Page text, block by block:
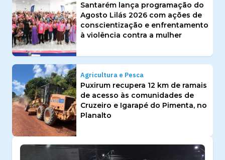
Santarém lança programação do
Agosto Lilás 2026 com ações de
conscientização e enfrentamento
à violência contra a mulher
Agricultura e Pesca
Puxirum recupera 12 km de ramais
de acesso às comunidades de
Cruzeiro e Igarapé do Pimenta, no
Planalto